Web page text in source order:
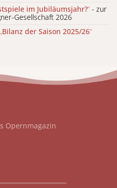
im Jubiläumsjahr?“ - zur
Gesellschaft 2026
„Bilanz der Saison 2025/26“
Opernmagazin